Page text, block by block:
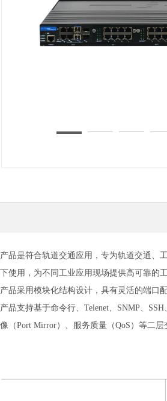
产品是符合轨道交通应用，专为轨道交通、
下使用，为不同工业应用现场提供高可靠的
产品采用模块化结构设计，具有灵活的端口
产品支持基于命令行、Telenet、SNMP、
像（Port Mirror）、服务质量（QoS）等二层